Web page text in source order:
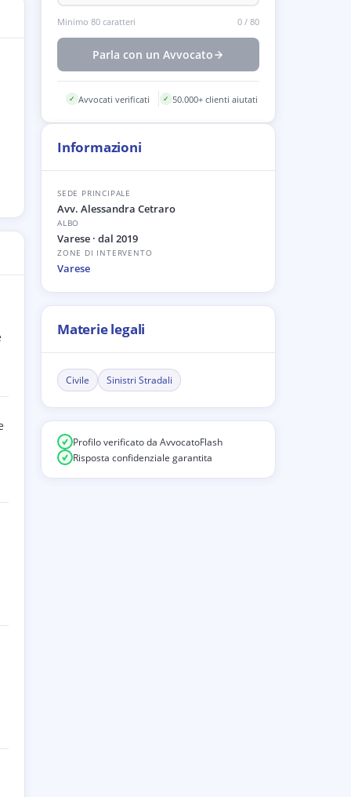
Minimo 80 caratteri 0 / 80
Parla con un Avvocato
✓ Avvocati verificati ✓ 50.000+ clienti aiutati
Informazioni
SEDE PRINCIPALE
Avv. Alessandra Cetraro
ALBO
Varese · dal 2019
ZONE DI INTERVENTO
Varese
Materie legali
Civile Sinistri Stradali
Profilo verificato da AvvocatoFlash
Risposta confidenziale garantita